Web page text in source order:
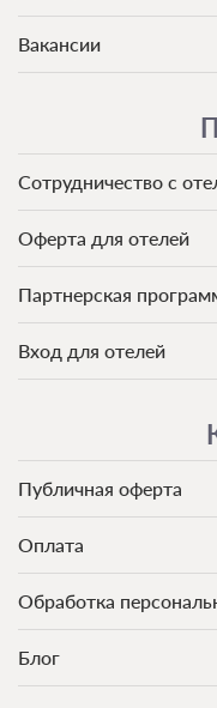
Вакансии
Сотрудничество с
Оферта для отелей
Партнерская
Вход для отелей
Публичная оферта
Оплата
Обработка
Блог